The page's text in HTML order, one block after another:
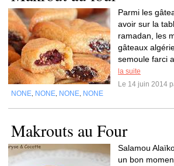
Parmi les
avoir sur la
ramadan, les
gâteaux
semoule farci
la suite
Le 14 juin 2014
NONE NONE NONE NONE
Makrouts au Four
Salamou
un bon